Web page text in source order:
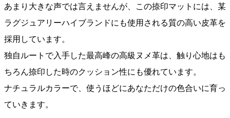
あまり大きな声では言えませんが、この捺印マットには、某
ラグジュアリーハイブランドにも使用される質の高い皮革を
採用しています。
独自ルートで入手した最高峰の高級ヌメ革は、触り心地はも
ちろん捺印した時のクッション性にも優れています。
ナチュラルカラーで、使うほどにあなただけの色合いに育っ
ていきます。